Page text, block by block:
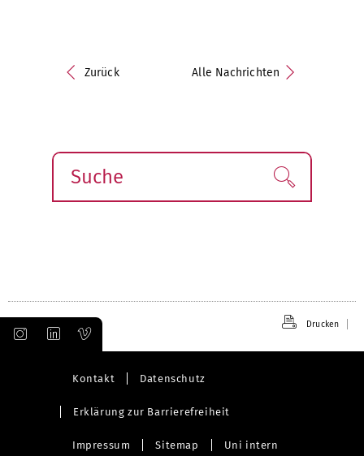
Zurück Alle Nachrichten
Suche Finden!
Drucken
Kontakt Datenschutz
Erklärung zur Barrierefreiheit
Impressum Sitemap Uni intern